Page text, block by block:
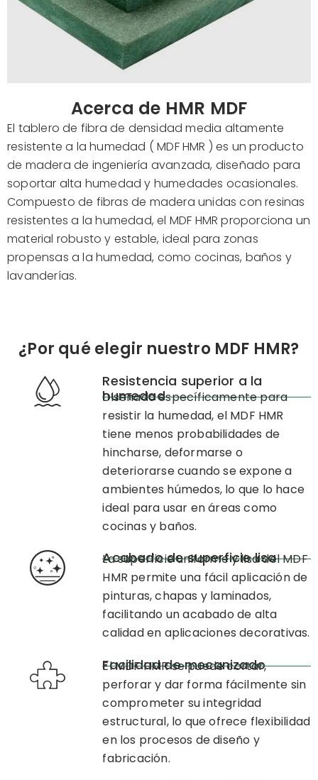
Acerca de HMR MDF
El tablero de fibra de densidad media altamente
resistente a la humedad (MDF HMR ) es un producto
de madera de ingeniería avanzada, diseñado para
soportar alta humedad y humedades ocasionales.
Compuesto de fibras de madera unidas con resinas
resistentes a la humedad,el MDF HMR proporciona un
material robusto y estable, ideal para zonas
propensas a la humedad, como cocinas, baños y
lavanderías.
¿Por qué elegir nuestro MDF HMR?
Resistencia superior a la
humedad
Diseñado específicamente para
resistir la humedad, el MDF HMR
tiene menos probabilidades de
hincharse, deformarse o
deteriorarse cuando se expone a
ambientes húmedos, lo que lo hace
ideal para usar en áreas como
cocinas y baños.
Acabado de superficie lisa
La superficie uniforme y lisa del MDF
HMR permite una fácil aplicación de
pinturas, chapas y laminados,
facilitando un acabado de alta
calidad en aplicaciones decorativas.
Facilidad de mecanizado
El MDF HMR se puede cortar,
perforar y dar forma fácilmente sin
comprometer su integridad
estructural, lo que ofrece flexibilidad
en los procesos de diseño y
fabricación.